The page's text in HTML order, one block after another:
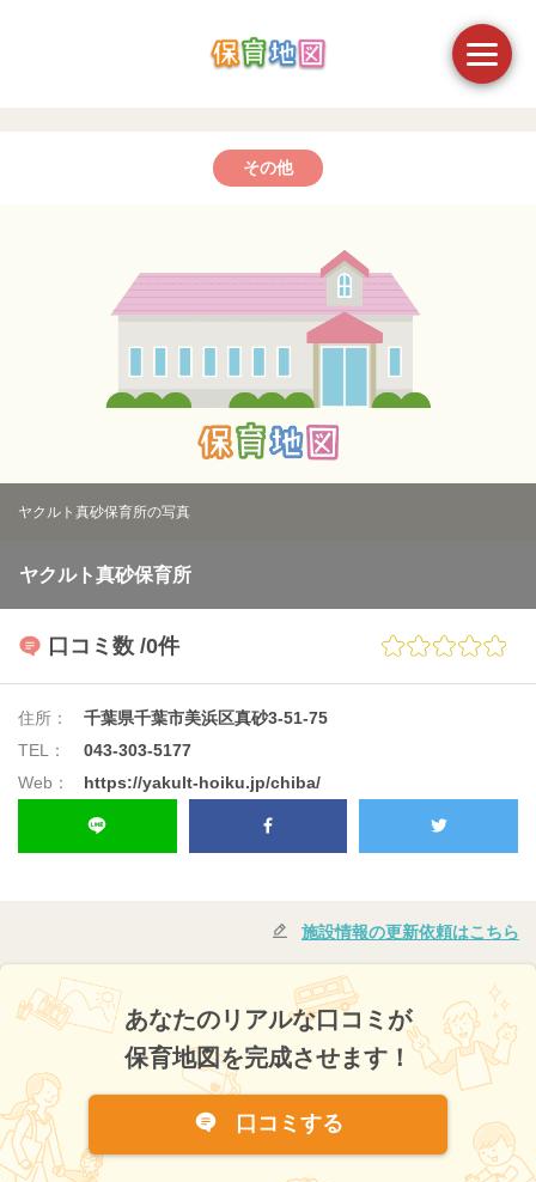
その他
ヤクルト真砂保育所の写真
ヤクルト真砂保育所
口コミ数 /0件
住所：
千葉県千葉市美浜区真砂3-51-75
TEL：
043-303-5177
Web：
https://yakult-hoiku.jp/chiba/
施設情報の更新依頼はこちら
あなたのリアルな口コミが
保育地図を完成させます！
口コミする